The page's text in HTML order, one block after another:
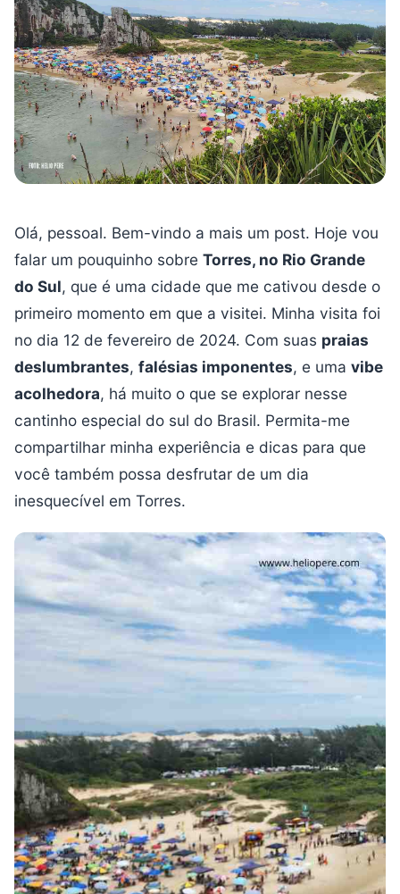
Olá, pessoal. Bem-vindo a mais um post. Hoje vou
falar um pouquinho sobre Torres, no Rio Grande
do Sul, que é uma cidade que me cativou desde o
primeiro momento em que a visitei. Minha visita foi
no dia 12 de fevereiro de 2024. Com suas praias
deslumbrantes, falésias imponentes, e uma vibe
acolhedora, há muito o que se explorar nesse
cantinho especial do sul do Brasil. Permita-me
compartilhar minha experiência e dicas para que
você também possa desfrutar de um dia
inesquecível em Torres.